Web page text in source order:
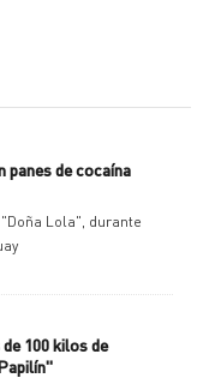
de cocaína
Lola", durante
100 kilos de